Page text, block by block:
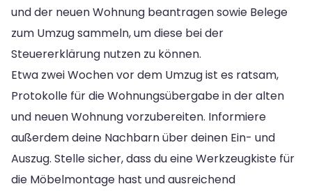
und der neuen Wohnung beantragen sowie Belege
zum Umzug sammeln, um diese bei der
Steuererklärung nutzen zu können.
Etwa zwei Wochen vor dem Umzug ist es ratsam,
Protokolle für die Wohnungsübergabe in der alten
und neuen Wohnung vorzubereiten. Informiere
außerdem deine Nachbarn über deinen Ein- und
Auszug. Stelle sicher, dass du eine Werkzeugkiste für
die Möbelmontage hast und ausreichend